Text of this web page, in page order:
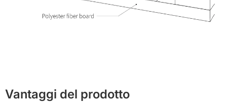
Vantaggi del prodotto